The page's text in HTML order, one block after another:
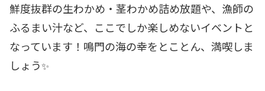
鮮度抜群の生わかめ・茎わかめ詰め放題や、漁師の
ふるまい汁など、ここでしか楽しめないイベントと
なっています！鳴門の海の幸をとことん、満喫しま
しょう✨